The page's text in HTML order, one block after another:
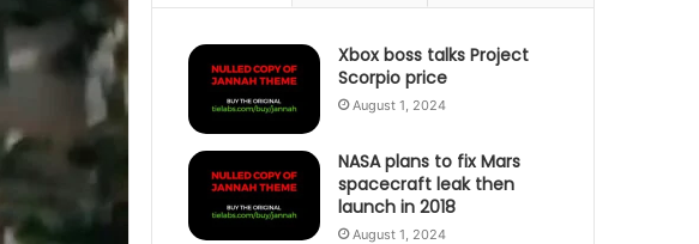
Xbox boss talks Project
Scorpio price
August 1, 2024
NASA plans to fix Mars
spacecraft leak then
launch in 2018
August 1, 2024